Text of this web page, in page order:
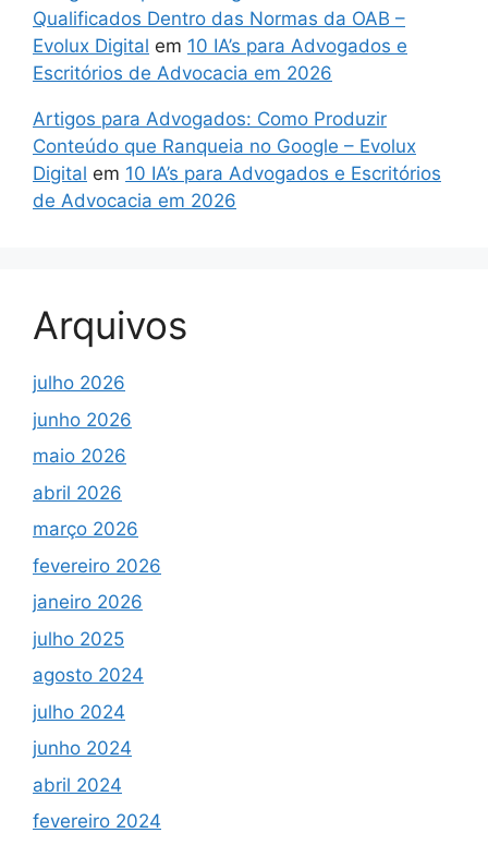
Qualificados Dentro das Normas da OAB –
Evolux Digital em 10 IA’s para Advogados e
Escritórios de Advocacia em 2026
Artigos para Advogados: Como Produzir
Conteúdo que Ranqueia no Google – Evolux
Digital em 10 IA’s para Advogados e Escritórios
de Advocacia em 2026
Arquivos
julho 2026
junho 2026
maio 2026
abril 2026
março 2026
fevereiro 2026
janeiro 2026
julho 2025
agosto 2024
julho 2024
junho 2024
abril 2024
fevereiro 2024